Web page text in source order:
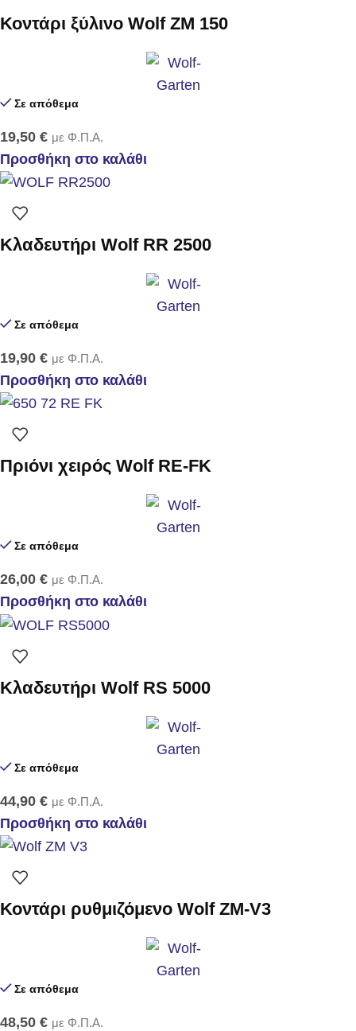
Κοντάρι ξύλινο Wolf ZM 150
Σε απόθεμα
19,50 € με Φ.Π.Α.
Προσθήκη στο καλάθι
Κλαδευτήρι Wolf RR 2500
Σε απόθεμα
19,90 € με Φ.Π.Α.
Προσθήκη στο καλάθι
Πριόνι χειρός Wolf RE-FK
Σε απόθεμα
26,00 € με Φ.Π.Α.
Προσθήκη στο καλάθι
Κλαδευτήρι Wolf RS 5000
Σε απόθεμα
44,90 € με Φ.Π.Α.
Προσθήκη στο καλάθι
Κοντάρι ρυθμιζόμενο Wolf ZM-V3
Σε απόθεμα
48,50 € με Φ.Π.Α.